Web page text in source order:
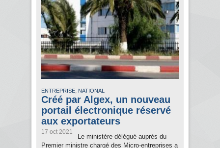
ENTREPRISE, NATIONAL
Créé par Algex, un nouveau
portail électronique réservé
aux exportateurs
17 oct 2021
Le ministère délégué auprès du
Premier ministre chargé des Micro-entreprises a